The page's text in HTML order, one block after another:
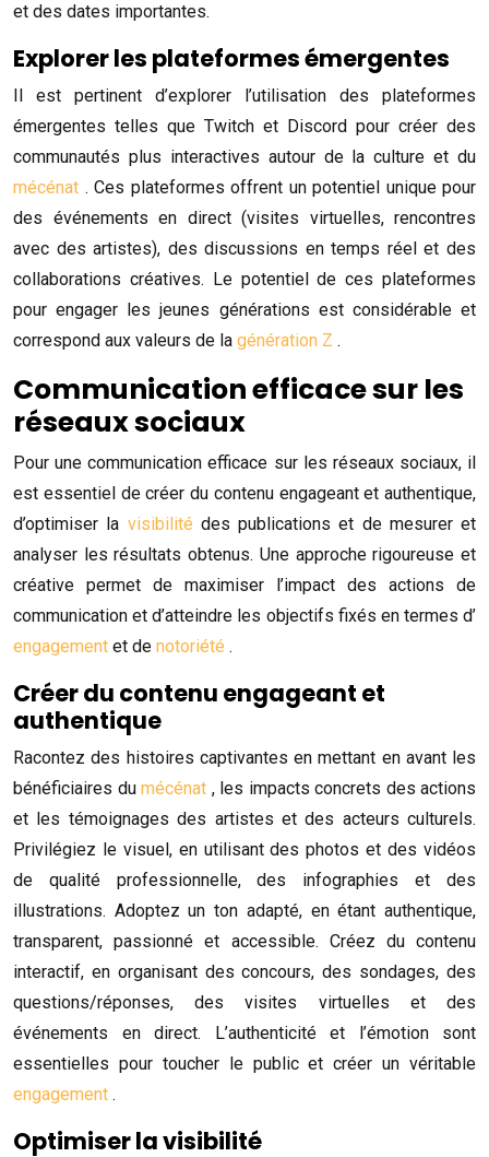
et des dates importantes.
Explorer les plateformes émergentes
Il est pertinent d’explorer l’utilisation des plateformes
émergentes telles que Twitch et Discord pour créer des
communautés plus interactives autour de la culture et du
mécénat . Ces plateformes offrent un potentiel unique pour
des événements en direct (visites virtuelles, rencontres
avec des artistes), des discussions en temps réel et des
collaborations créatives. Le potentiel de ces plateformes
pour engager les jeunes générations est considérable et
correspond aux valeurs de la génération Z .
Communication efficace sur les
réseaux sociaux
Pour une communication efficace sur les réseaux sociaux, il
est essentiel de créer du contenu engageant et authentique,
d’optimiser la visibilité des publications et de mesurer et
analyser les résultats obtenus. Une approche rigoureuse et
créative permet de maximiser l’impact des actions de
communication et d’atteindre les objectifs fixés en termes d’
engagement et de notoriété .
Créer du contenu engageant et
authentique
Racontez des histoires captivantes en mettant en avant les
bénéficiaires du mécénat , les impacts concrets des actions
et les témoignages des artistes et des acteurs culturels.
Privilégiez le visuel, en utilisant des photos et des vidéos
de qualité professionnelle, des infographies et des
illustrations. Adoptez un ton adapté, en étant authentique,
transparent, passionné et accessible. Créez du contenu
interactif, en organisant des concours, des sondages, des
questions/réponses, des visites virtuelles et des
événements en direct. L’authenticité et l’émotion sont
essentielles pour toucher le public et créer un véritable
engagement .
Optimiser la visibilité